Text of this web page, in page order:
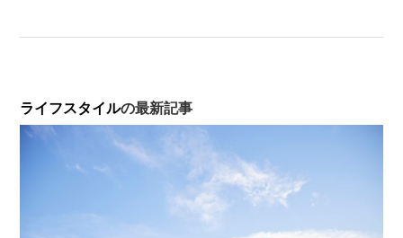
ライフスタイルの最新記事